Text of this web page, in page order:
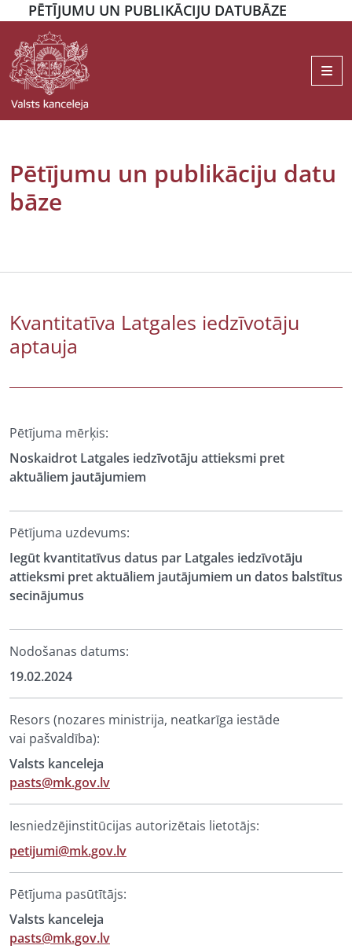
PĒTĪJUMU UN PUBLIKĀCIJU DATUBĀZE
Pētījumu un publikāciju datu
bāze
Kvantitatīva Latgales iedzīvotāju
aptauja
Pētījuma mērķis:
Noskaidrot Latgales iedzīvotāju attieksmi pret
aktuāliem jautājumiem
Pētījuma uzdevums:
Iegūt kvantitatīvus datus par Latgales iedzīvotāju
attieksmi pret aktuāliem jautājumiem un datos balstītus
secinājumus
Nodošanas datums:
19.02.2024
Resors (nozares ministrija, neatkarīga iestāde
vai pašvaldība):
Valsts kanceleja
pasts@mk.gov.lv
Iesniedzējinstitūcijas autorizētais lietotājs:
petijumi@mk.gov.lv
Pētījuma pasūtītājs:
Valsts kanceleja
pasts@mk.gov.lv